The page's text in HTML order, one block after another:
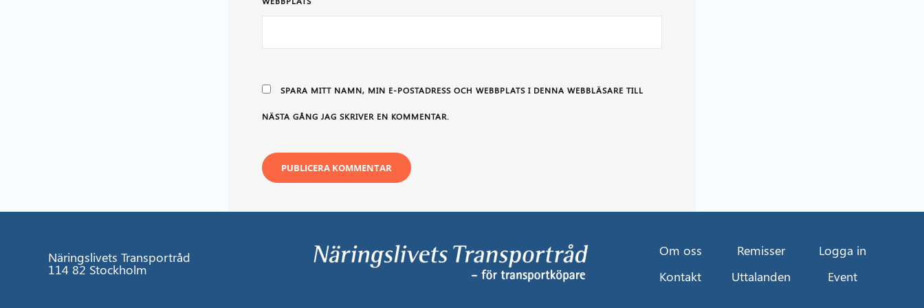
SPARA MITT NAMN, MIN E-POSTADRESS OCH WEBBPLATS I DENNA WEBBLÄSARE TILL
NÄSTA GÅNG JAG SKRIVER EN KOMMENTAR.
Näringslivets Transportråd
114 82 Stockholm
Om oss Remisser
Logga in
Kontakt
Uttalanden Event